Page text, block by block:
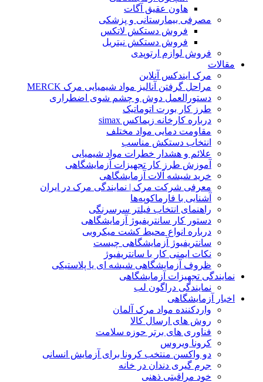
هاون عقیق آگات
مصرفی بیمارستانی و پزشکی
فروش دستکش لاتکس
فروش دستکش نیتریل
فروش لوازم ارتوپدی
مقالات
مرک ایندکس آنلاین
مراحل گرفتن آنالیز مواد شیمیایی مرک MERCK
دستورالعمل دوش و چشم شوی اضطراری
طرز کار بورت اتوماتیک
درباره کارخانه زیماکس simax
مقاومت دمایی مواد مختلف
انتخاب دستکش مناسب
علائم و هشدار خطرات مواد شیمیایی
آموزش طرز کار تجهیزات آزمایشگاهی
خرید شیشه آلات آزمایشگاهی
معرفی شرکت مرک | نمایندگی مرک در ایران
آشنایی با فارماکوپه‌ها
راهنمای انتخاب فیلتر سرسرنگی
دستور کار سانتریفیوژ آزمایشگاهی
درباره انواع محیط کشت میکروبی
سانتریفیوژ آزمایشگاهی چیست
نکات ایمنی کار با سانتریفیوژ
ظروف آزمایشگاهی شیشه ای یا پلاستیکی
نمایندگی تجهیزات آزمایشگاهی
نمایندگی دراگون لب
اخبار آزمایشگاهی
واردکننده مواد مرک آلمان
روش های ارسال کالا
فناوری های برتر حوزه سلامت
کرونا ویروس
دو واکسن منتخب کرونا برای آزمایش انسانی
جرم گیری دندان در خانه
خود مراقبتی ذهنی